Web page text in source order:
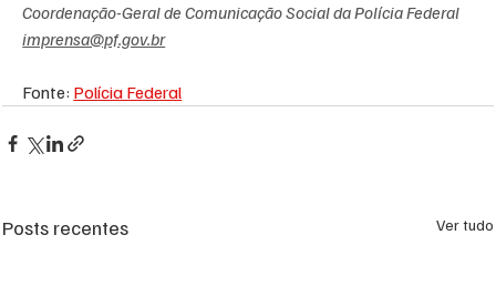
Coordenação-Geral de Comunicação Social da Polícia Federal
imprensa@pf.gov.br
Fonte: Polícia Federal
Posts recentes Ver tudo